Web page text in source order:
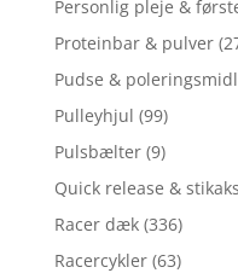
Personlig pleje &
Proteinbar & pulver
Pudse &
Pulleyhjul (99)
Pulsbælter (9)
Quick release &
Racer dæk (336)
Racercykler (63)